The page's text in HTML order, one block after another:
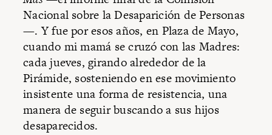
Nacional sobre la Desaparición de Personas
—. Y fue por esos años, en Plaza de Mayo,
cuando mi mamá se cruzó con las Madres:
cada jueves, girando alrededor de la
Pirámide, sosteniendo en ese movimiento
insistente una forma de resistencia, una
manera de seguir buscando a sus hijos
desaparecidos.